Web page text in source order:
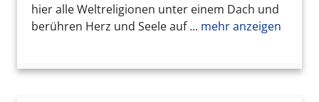
hier alle Weltreligionen unter einem Dach und
berühren Herz und Seele auf ... mehr anzeigen